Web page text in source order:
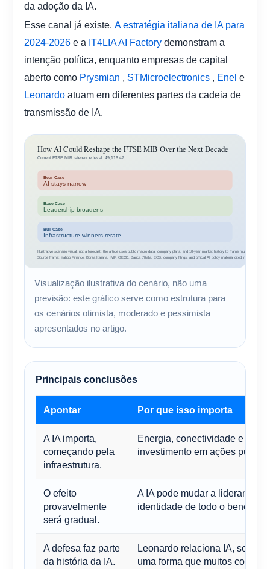
da adoção da IA.
Esse canal já existe. A estratégia italiana de IA para
2024-2026 e a IT4LIA AI Factory demonstram a
intenção política, enquanto empresas de capital
aberto como Prysmian , STMicroelectronics , Enel e
Leonardo atuam em diferentes partes da cadeia de
transmissão de IA.
Visualização ilustrativa do cenário, não uma
previsão: este gráfico serve como estrutura para
os cenários otimista, moderado e pessimista
apresentados no artigo.
Principais conclusões
Apontar Por que isso importa
A IA importa,
começando pela
infraestrutura.
Energia, conectividade e
investimento em ações
O efeito
provavelmente
será gradual.
A IA pode mudar a liderança
identidade de todo o
A defesa faz parte
da história da IA.
Leonardo relaciona IA,
uma forma que muitos